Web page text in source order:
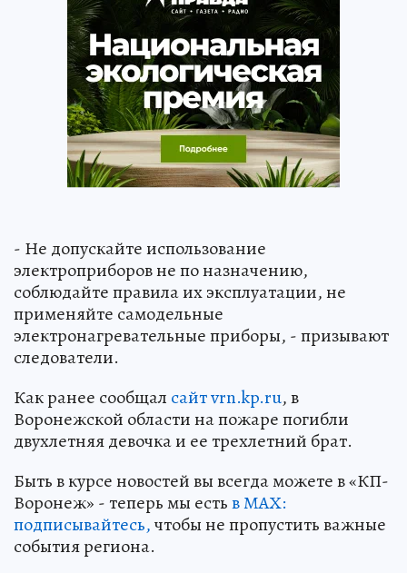
- Не допускайте использование
электроприборов не по назначению,
соблюдайте правила их эксплуатации, не
применяйте самодельные
электронагревательные приборы, - призывают
следователи.
Как ранее сообщал сайтvrn.kp.ru, в
Воронежской области на пожаре погибли
двухлетняя девочка и ее трехлетний брат.
Быть в курсе новостей вы всегда можете в «КП-
Воронеж» - теперь мы естьв МАХ:
подписывайтесь,чтобы не пропустить важные
события региона.